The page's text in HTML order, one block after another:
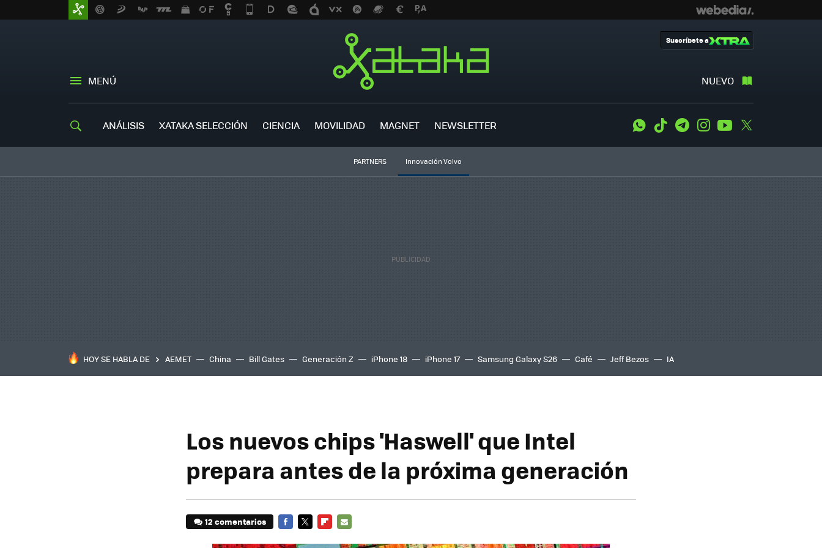
MENÚ NUEVO
Suscríbete a
ANÁLISIS XATAKA SELECCIÓN CIENCIA MOVILIDAD MAGNET NEWSLETTER WhatsApp
Tiktok TelegramInstagramYoutube
PARTNERS Innovación Volvo
HOY SE HABLA DE AEMET China Bill Gates Generación Z iPhone 18 iPhone 17 Samsung Galaxy S26 Café Jeff Bezos IA
Los nuevos chips 'Haswell' que Intel
prepara antes de la próxima generación
12 comentarios